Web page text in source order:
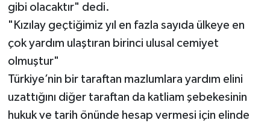
gibi olacaktır" dedi.
"Kızılay geçtiğimiz yıl en fazla sayıda ülkeye en
çok yardım ulaştıran birinci ulusal cemiyet
olmuştur"
Türkiye’nin bir taraftan mazlumlara yardım elini
uzattığını diğer taraftan da katliam şebekesinin
hukuk ve tarih önünde hesap vermesi için elinde